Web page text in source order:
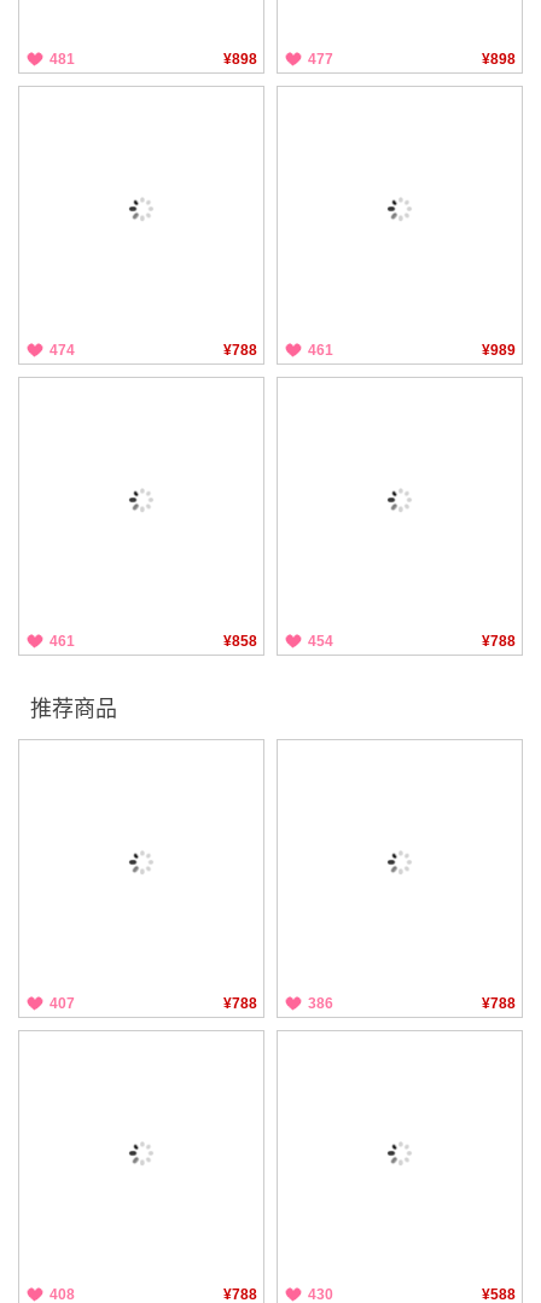
481 ¥898 477 ¥898
474 ¥788 461 ¥989
461 ¥858 454 ¥788
推荐商品
407 ¥788 386 ¥788
408 ¥788 430 ¥588